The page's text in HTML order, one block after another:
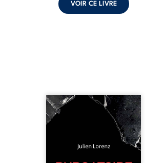
VOIR CE LIVRE
Vingt années d’écriture, de
blessures, d’émotions et de
pensées se rencontrent dans
ce recueil profondément
intime. Entre nouvelles
autobiographiques, poèmes